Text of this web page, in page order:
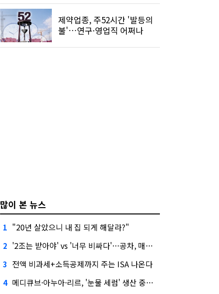
제약업종, 주52시간 '발등의
불'…연구·영업직 어쩌나
많이 본 뉴스
1 "20년 살았으니 내 집 되게 해달라?"
2 '2조는 받아야' vs '너무 비싸다'…공차, 매각 성공할까
3 전액 비과세+소득공제까지 주는 ISA 나온다
4 메디큐브·아누아·리르, '눈물 세럼' 생산 중단한다